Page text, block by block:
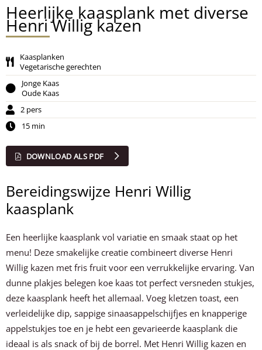
Heerlijke kaasplank met diverse
Henri Willig kazen
Kaasplanken
Vegetarische gerechten
Jonge Kaas
Oude Kaas
2 pers
15 min
DOWNLOAD ALS PDF
Bereidingswijze Henri Willig
kaasplank
Een heerlijke kaasplank vol variatie en smaak staat op het
menu! Deze smakelijke creatie combineert diverse Henri
Willig kazen met fris fruit voor een verrukkelijke ervaring. Van
dunne plakjes belegen koe kaas tot perfect versneden stukjes,
deze kaasplank heeft het allemaal. Voeg kletzen toast, een
verleidelijke dip, sappige sinaasappelschijfjes en knapperige
appelstukjes toe en je hebt een gevarieerde kaasplank die
ideaal is als snack of bij de borrel. Met Henri Willig kazen en